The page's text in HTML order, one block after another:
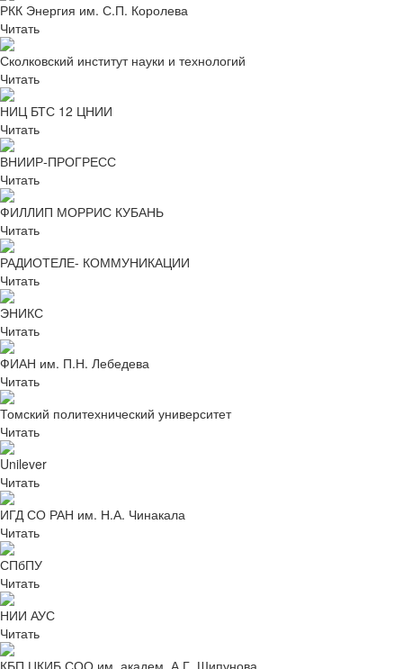
РКК Энергия им. С.П. Королева
Читать
Сколковский институт науки и технологий
Читать
НИЦ БТС 12 ЦНИИ
Читать
ВНИИР-ПРОГРЕСС
Читать
ФИЛЛИП МОРРИС КУБАНЬ
Читать
РАДИОТЕЛЕ- КОММУНИКАЦИИ
Читать
ЭНИКС
Читать
ФИАН им. П.Н. Лебедева
Читать
Томский политехнический университет
Читать
Unilever
Читать
ИГД СО РАН им. Н.А. Чинакала
Читать
СПбПУ
Читать
НИИ АУС
Читать